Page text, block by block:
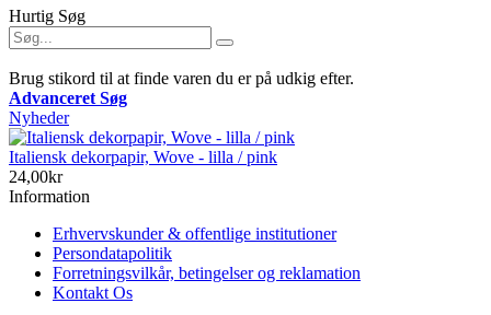
Hurtig Søg
Brug stikord til at finde varen du er på udkig efter.
Advanceret Søg
Nyheder
Italiensk dekorpapir, Wove - lilla / pink
24,00kr
Information
Erhvervskunder & offentlige institutioner
Persondatapolitik
Forretningsvilkår, betingelser og reklamation
Kontakt Os